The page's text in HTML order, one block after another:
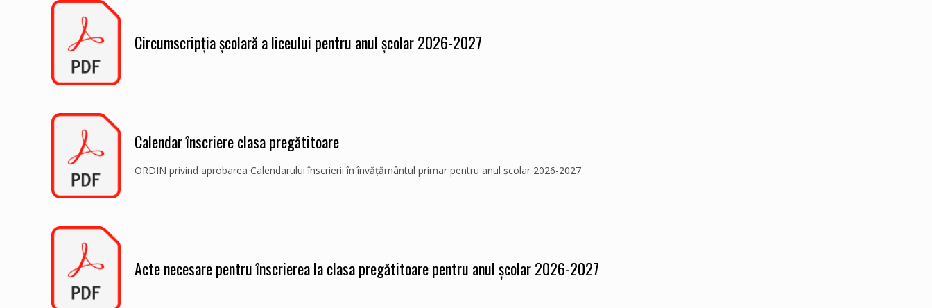
Circumscripția școlară a liceului pentru anul școlar 2026-2027
Calendar înscriere clasa pregătitoare
ORDIN privind aprobarea Calendarului înscrierii în învățământul primar pentru anul școlar 2026-2027
Acte necesare pentru înscrierea la clasa pregătitoare pentru anul școlar 2026-2027